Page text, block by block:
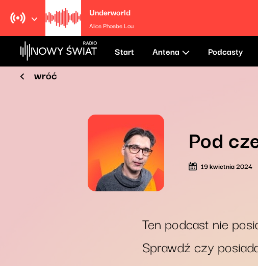
Underworld
Alice Phoebe Lou
Start Antena Podcasty
wróć
Pod
19 kwietnia 2024
Ten podcast nie
Sprawdź czy